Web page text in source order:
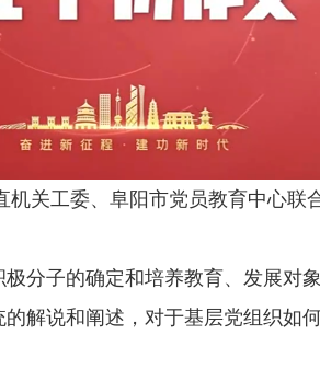
关工委、阜阳市党员教育中心联
子的确定和培养教育、发展对
解说和阐述，对于基层党组织如